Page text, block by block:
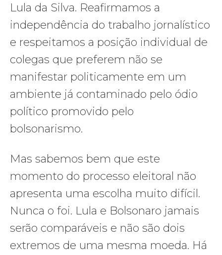
Lula da Silva. Reafirmamos a
independência do trabalho jornalístico
e respeitamos a posição individual de
colegas que preferem não se
manifestar politicamente em um
ambiente já contaminado pelo ódio
político promovido pelo
bolsonarismo.
Mas sabemos bem que este
momento do processo eleitoral não
apresenta uma escolha muito difícil.
Nunca o foi. Lula e Bolsonaro jamais
serão comparáveis e não são dois
extremos de uma mesma moeda. Há